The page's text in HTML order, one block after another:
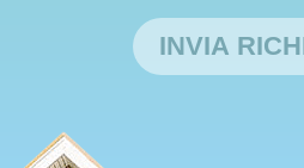
INVIA